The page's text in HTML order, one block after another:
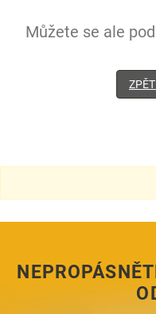
Můžete se ale